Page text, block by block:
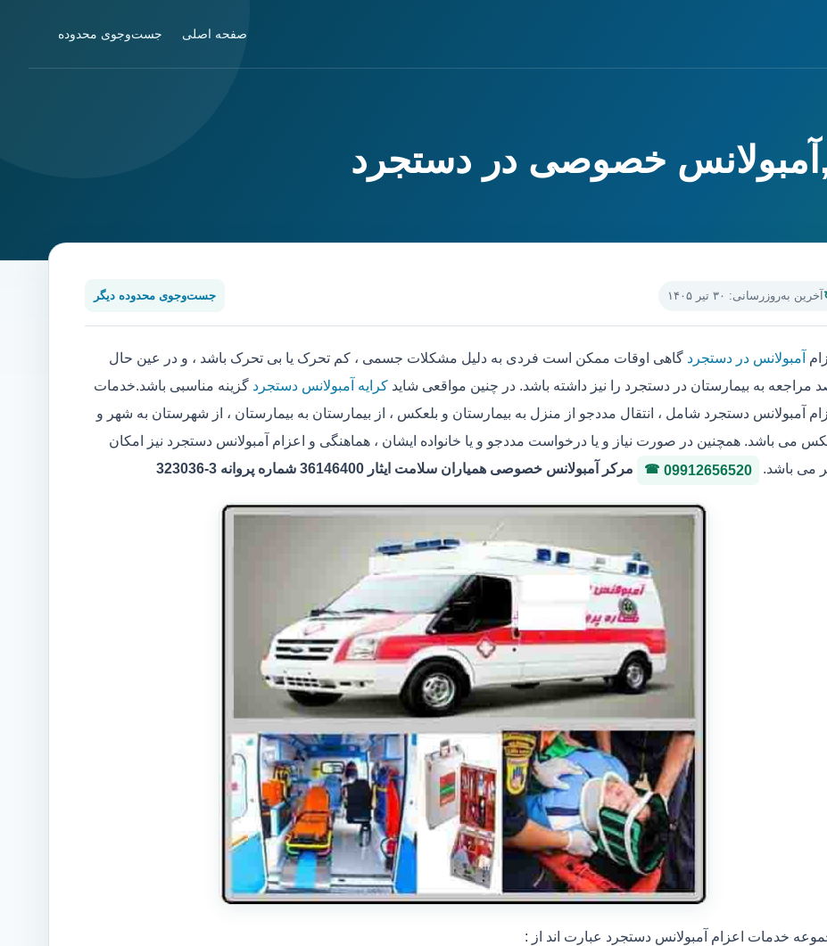
صفحه اصلی جست‌وجوی محدوده
خصوصی در دستجرد
آخرین به‌روزرسانی: ۳۰ تیر ۱۴۰۵ جست‌وجوی محدوده دیگر
آمبولانس در دستجرد گاهی اوقات ممکن است فردی به دلیل مشکلات جسمی ، کم تحرک یا بی تحرک باشد ، و در عین حال
مراجعه به بیمارستان در دستجرد را نیز داشته باشد. در چنین مواقعی شاید کرایه آمبولانس دستجرد گزینه مناسبی باشد.خدمات
آمبولانس دستجرد شامل ، انتقال مددجو از منزل به بیمارستان و بلعکس ، از بیمارستان به بیمارستان ، از شهرستان به شهر و
می باشد. همچنین در صورت نیاز و یا درخواست مددجو و یا خانواده ایشان ، هماهنگی و اعزام آمبولانس دستجرد نیز امکان
می باشد.
09912656520 مرکر آمبولانس خصوصی همیاران سلامت ایثار 36146400 شماره پروانه 3-323036
خدمات اعزام آمبولانس دستجرد عبارت اند از :